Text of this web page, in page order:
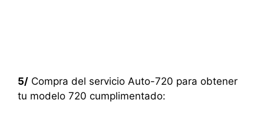
5/ Compra del servicio Auto-720 para obtener
tu modelo 720 cumplimentado: